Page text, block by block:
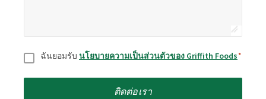
ยินยอมฉันยอมรับ นโยบายความเป็นส่วนตัวของ Griffith Foods*
ติดต่อเรา